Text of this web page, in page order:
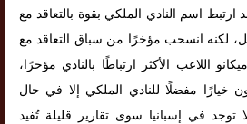
ارتبط اسم النادي الملكي بقوة بالتعاقد مع
لكنه انسحب مؤخرًا من سباق التعاقد مع
اللاعب الأكثر ارتباطًا بالنادي مؤخرًا،
خيارًا مفضلًا للنادي الملكي إلا في حال
توجد في إسبانيا سوى تقارير قليلة تُفيد